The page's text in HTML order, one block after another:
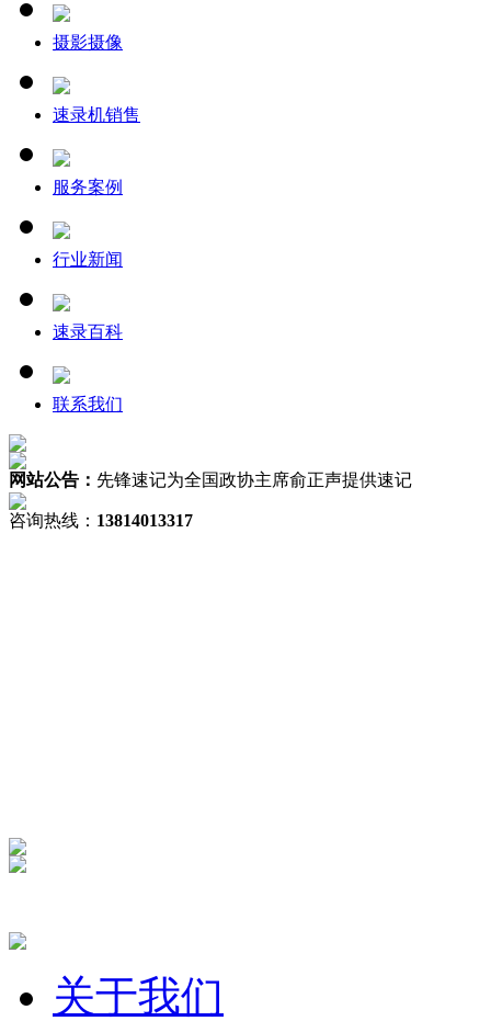
摄影摄像
速录机销售
服务案例
行业新闻
速录百科
联系我们
网站公告： 先锋速记为全国政协主席俞正声提供速记
咨询热线： 13814013317
关于我们